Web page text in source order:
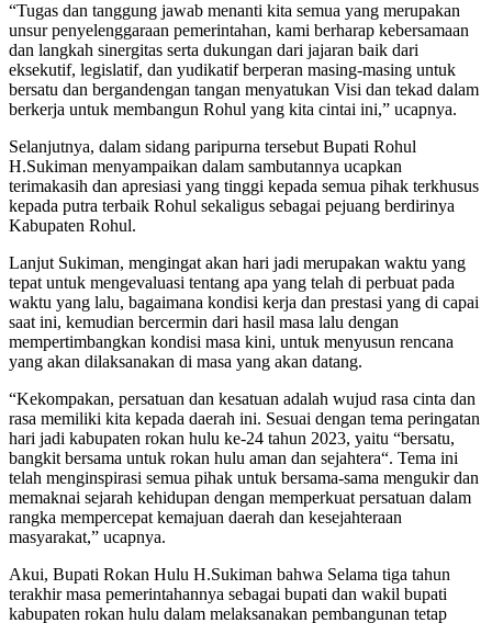
“Tugas dan tanggung jawab menanti kita semua yang merupakan
unsur penyelenggaraan pemerintahan, kami berharap kebersamaan
dan langkah sinergitas serta dukungan dari jajaran baik dari
eksekutif, legislatif, dan yudikatif berperan masing-masing untuk
bersatu dan bergandengan tangan menyatukan Visi dan tekad dalam
berkerja untuk membangun Rohul yang kita cintai ini,” ucapnya.
Selanjutnya, dalam sidang paripurna tersebut Bupati Rohul
H.Sukiman menyampaikan dalam sambutannya ucapkan
terimakasih dan apresiasi yang tinggi kepada semua pihak terkhusus
kepada putra terbaik Rohul sekaligus sebagai pejuang berdirinya
Kabupaten Rohul.
Lanjut Sukiman, mengingat akan hari jadi merupakan waktu yang
tepat untuk mengevaluasi tentang apa yang telah di perbuat pada
waktu yang lalu, bagaimana kondisi kerja dan prestasi yang di capai
saat ini, kemudian bercermin dari hasil masa lalu dengan
mempertimbangkan kondisi masa kini, untuk menyusun rencana
yang akan dilaksanakan di masa yang akan datang.
“Kekompakan, persatuan dan kesatuan adalah wujud rasa cinta dan
rasa memiliki kita kepada daerah ini. Sesuai dengan tema peringatan
hari jadi kabupaten rokan hulu ke-24 tahun 2023, yaitu “bersatu,
bangkit bersama untuk rokan hulu aman dan sejahtera“. Tema ini
telah menginspirasi semua pihak untuk bersama-sama mengukir dan
memaknai sejarah kehidupan dengan memperkuat persatuan dalam
rangka mempercepat kemajuan daerah dan kesejahteraan
masyarakat,” ucapnya.
Akui, Bupati Rokan Hulu H.Sukiman bahwa Selama tiga tahun
terakhir masa pemerintahannya sebagai bupati dan wakil bupati
kabupaten rokan hulu dalam melaksanakan pembangunan tetap